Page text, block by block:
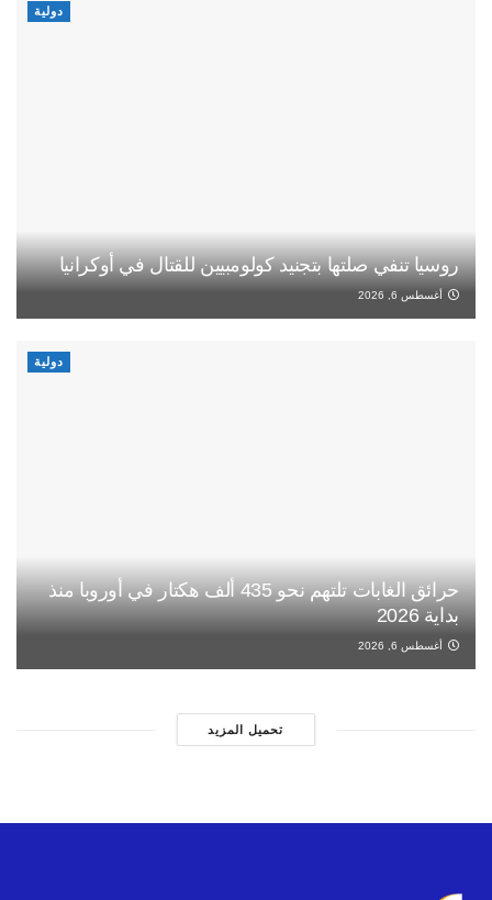
دولية
روسيا تنفي صلتها بتجنيد كولومبيين للقتال في أوكرانيا
أغسطس 6, 2026
دولية
حرائق الغابات تلتهم نحو 435 ألف هكتار في أوروبا منذ
بداية 2026
أغسطس 6, 2026
تحميل المزيد